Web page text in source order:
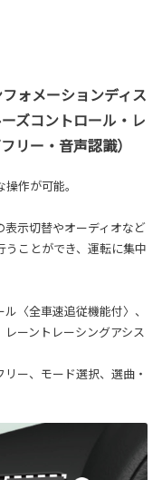
ォメーションディス
ズコントロール・レ
リー・音声認識）
作が可能。
示切替やオーディオなど
ことができ、運転に集中
〈全車速追従機能付〉、
ーントレーシングアシス
ー、モード選択、選曲・